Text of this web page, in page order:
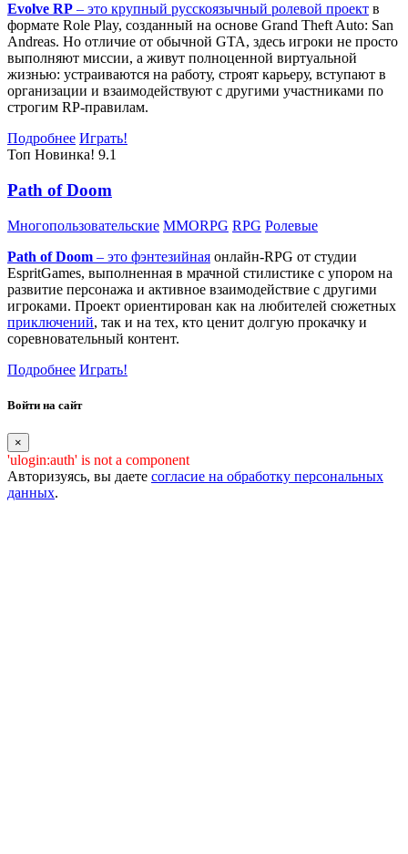
Evolve RP – это крупный русскоязычный ролевой проект в
формате Role Play, созданный на основе Grand Theft Auto: San
Andreas. Но отличие от обычной GTA, здесь игроки не просто
выполняют миссии, а живут полноценной виртуальной
жизнью: устраиваются на работу, строят карьеру, вступают в
организации и взаимодействуют с другими участниками по
строгим RP-правилам.
Подробнее Играть!
Топ Новинка! 9.1
Path of Doom
Многопользовательские MMORPG RPG Ролевые
Path of Doom – это фэнтезийная онлайн-RPG от студии
EspritGames, выполненная в мрачной стилистике с упором на
развитие персонажа и активное взаимодействие с другими
игроками. Проект ориентирован как на любителей сюжетных
приключений, так и на тех, кто ценит долгую прокачку и
соревновательный контент.
Подробнее Играть!
Войти на сайт
×
'ulogin:auth' is not a component
Авторизуясь, вы даете согласие на обработку персональных
данных.